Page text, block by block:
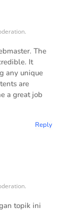
The
It
any unique
are
a great job
Reply
topik ini